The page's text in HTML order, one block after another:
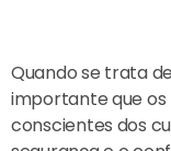
Quando se trata
importante que
conscientes dos